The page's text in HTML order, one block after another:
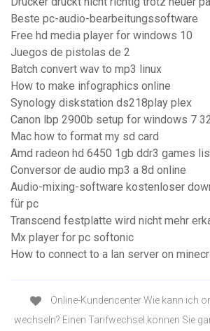
Beste pc-audio-bearbeitungssoftware
Free hd media player for windows 10
Juegos de pistolas de 2
Batch convert wav to mp3 linux
How to make infographics online
Synology diskstation ds218play plex
Canon lbp 2900b setup for windows 7
Mac how to format my sd card
Amd radeon hd 6450 1gb ddr3 games
Conversor de audio mp3 a 8d online
Audio-mixing-software kostenloser
für pc
Transcend festplatte wird nicht mehr
Mx player for pc softonic
How to connect to a lan server on
Online-Kundencenter Wie kann ich
wechseln? Einen Tarifwechsel können Sie